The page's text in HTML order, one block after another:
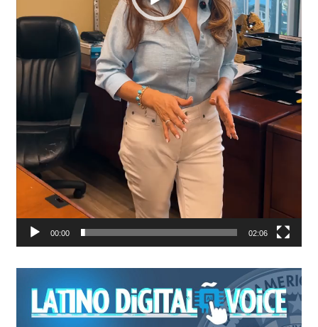
00:00 02:06